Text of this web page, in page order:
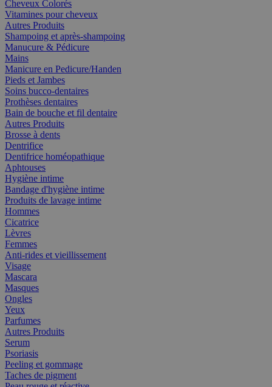
Cheveux Colorés
Vitamines pour cheveux
Autres Produits
Shampoing et après-shampoing
Manucure & Pédicure
Mains
Manicure en Pedicure/Handen
Pieds et Jambes
Soins bucco-dentaires
Prothèses dentaires
Bain de bouche et fil dentaire
Autres Produits
Brosse à dents
Dentrifice
Dentifrice homéopathique
Aphtouses
Hygiène intime
Bandage d'hygiène intime
Produits de lavage intime
Hommes
Cicatrice
Lèvres
Femmes
Anti-rides et vieillissement
Visage
Mascara
Masques
Ongles
Yeux
Parfumes
Autres Produits
Serum
Psoriasis
Peeling et gommage
Taches de pigment